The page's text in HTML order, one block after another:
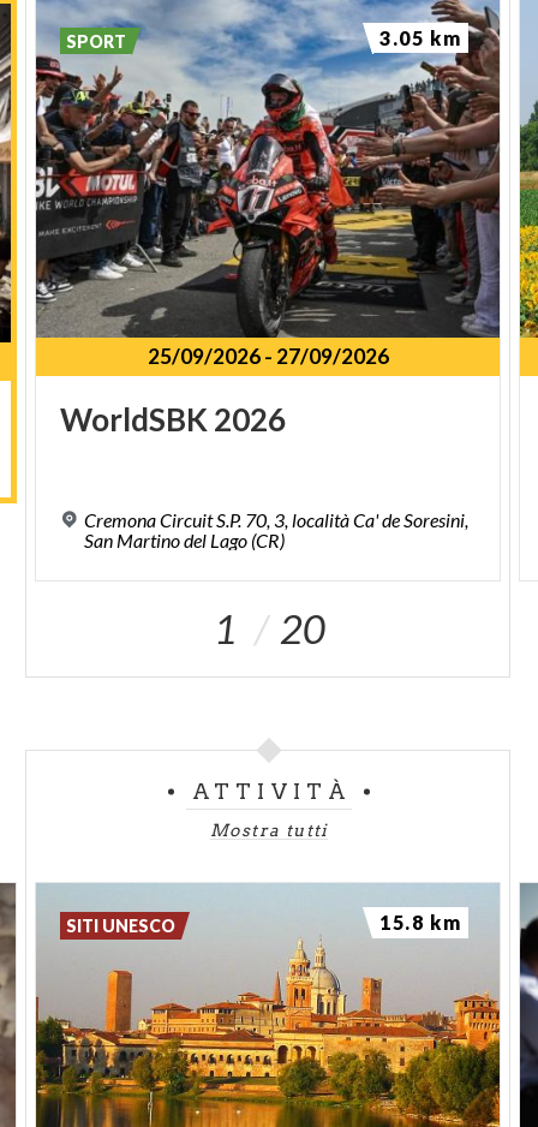
25/09/2026- 27/09/2026
WorldSBK 2026
Cremona Circuit S.P. 70, 3, località Ca' de Soresini,
San Martino del Lago (CR)
SPORT 3.05 km
1 20
ATTIVITÀ
Mostra tutti
SITI UNESCO 15.8 km